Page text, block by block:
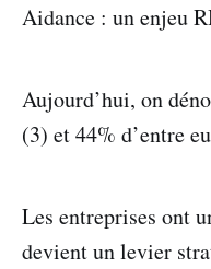
Aidance : un enjeu
Aujourd’hui, on
(3) et 44% d’entre
Les entreprises ont
devient un levier